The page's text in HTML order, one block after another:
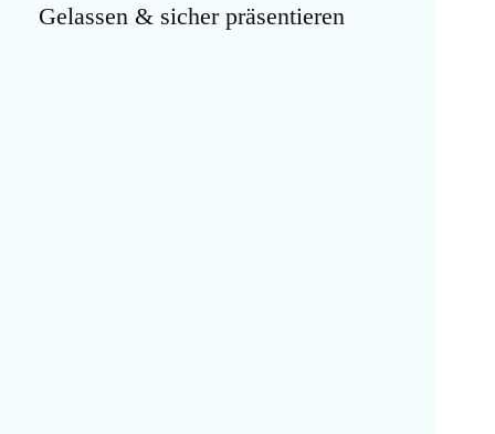
Gelassen & sicher präsentieren